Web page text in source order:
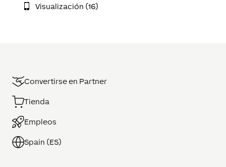
Visualización (16)
Convertirse en Partner
Tienda
Empleos
Spain (ES)